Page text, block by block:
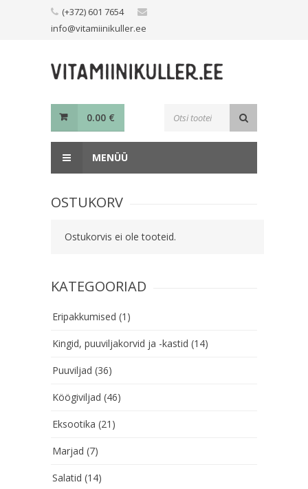
(+372) 601 7654
info@vitamiinikuller.ee
0.00 €
MENÜÜ
OSTUKORV
Ostukorvis ei ole tooteid.
KATEGOORIAD
Eripakkumised (1)
Kingid, puuviljakorvid ja -kastid (14)
Puuviljad (36)
Köögiviljad (46)
Eksootika (21)
Marjad (7)
Salatid (14)